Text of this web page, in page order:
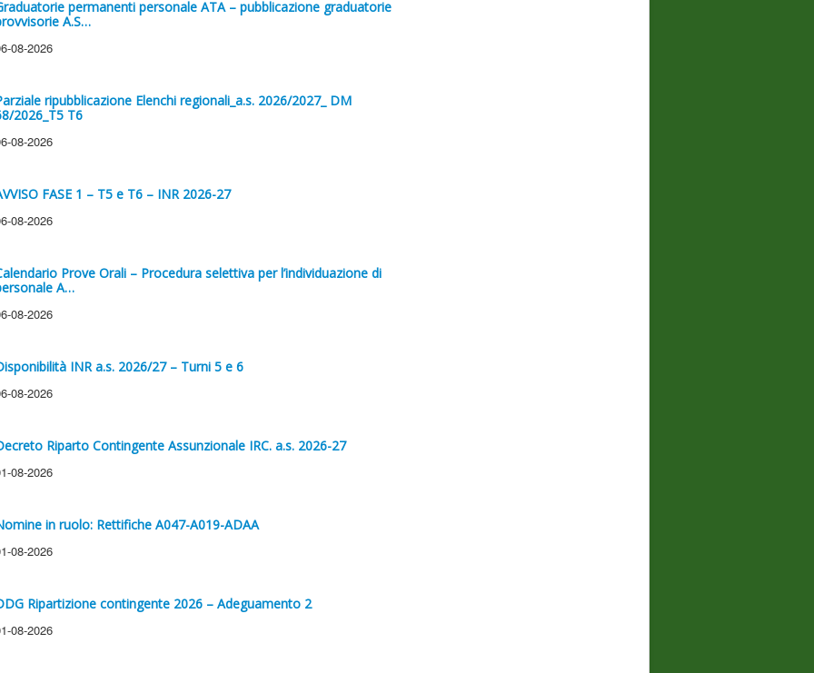
permanenti personale ATA – pubblicazione graduatorie
A.S…
08-2026
ripubblicazione Elenchi regionali_a.s. 2026/2027_ DM
2026_T5 T6
08-2026
FASE 1 – T5 e T6 – INR 2026-27
08-2026
Prove Orali – Procedura selettiva per l’individuazione di
A…
08-2026
INR a.s. 2026/27 – Turni 5 e 6
08-2026
Riparto Contingente Assunzionale IRC. a.s. 2026-27
08-2026
in ruolo: Rettifiche A047-A019-ADAA
08-2026
Ripartizione contingente 2026 – Adeguamento 2
08-2026